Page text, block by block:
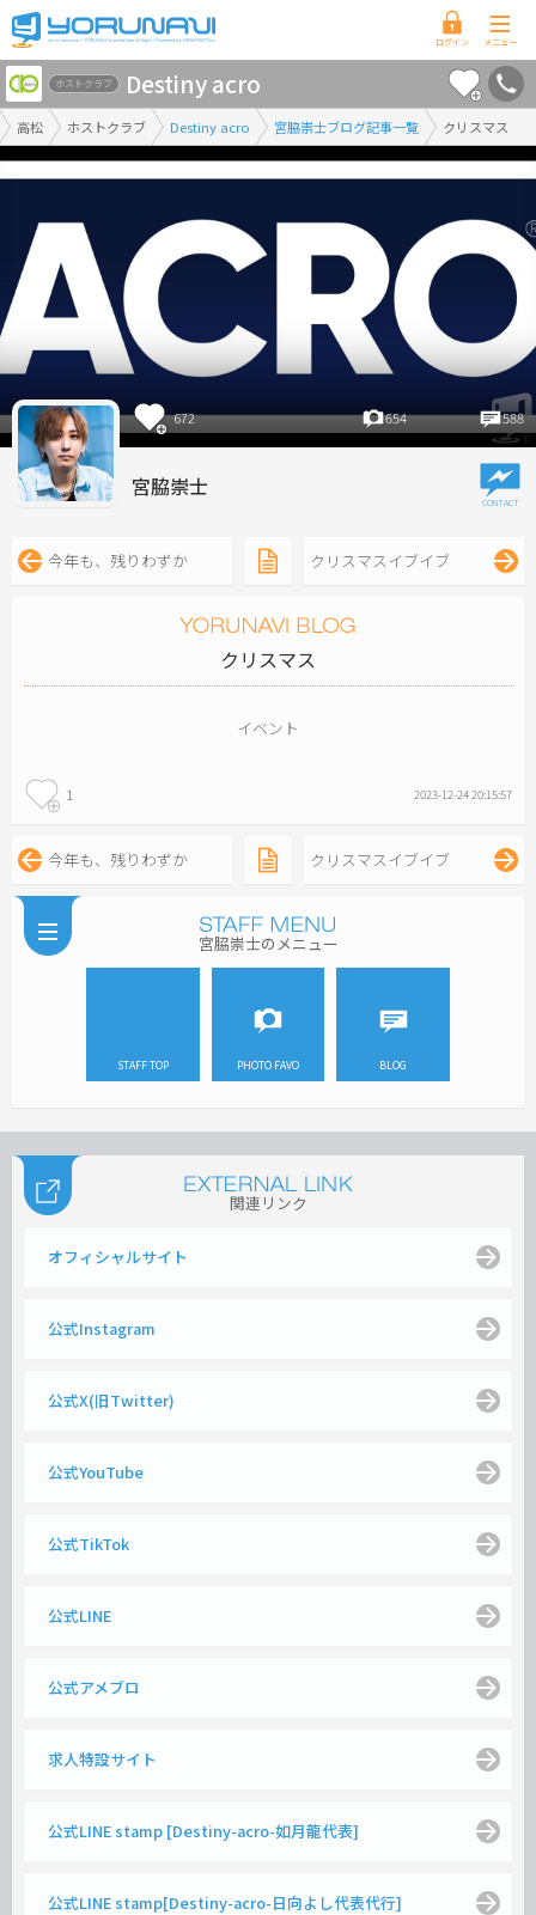
香
川
県
版
高松 ホストクラブ Destiny acro 宮脇崇士ブログ記事一覧 クリスマス
ホストクラブ Destiny acro
672 654 588
宮脇崇士
今年も、残りわずか クリスマスイブイブ
クリスマス
イベント
1 2023-12-24 20:15:57
今年も、残りわずか クリスマスイブイブ
宮脇崇士のメニュー
STAFF TOP PHOTO FAVO BLOG
関連リンク
オフィシャルサイト
公式Instagram
公式X(旧Twitter)
公式YouTube
公式TikTok
公式LINE
公式アメブロ
求人特設サイト
公式LINE stamp [Destiny-acro-如月龍代表]
公式LINE stamp[Destiny-acro-日向よし代表代行]